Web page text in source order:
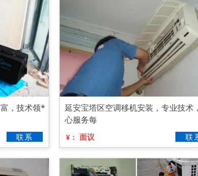
，技术领*
联系
延安宝塔区空调移机安装，专业技术
心服务每
¥： 面议 联